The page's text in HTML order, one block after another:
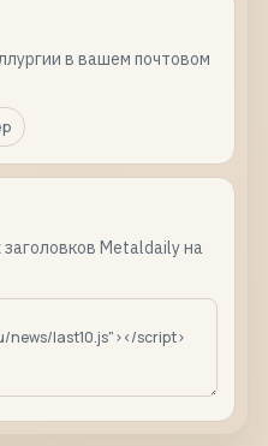
в вашем почтовом
Metaldaily на